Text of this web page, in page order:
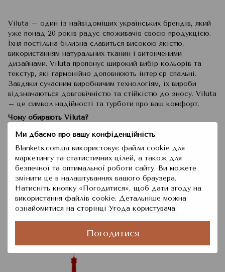
Ми дбаємо про вашу конфіденційність
Blankets.com.ua використовує файли cookie для
маркетингу та статистичних цілей, а також для
безпечної та оптимальної роботи сайту. Ви можете
змінити це в налаштуваннях вашого браузера.
Натисніть кнопку «Погодитися», щоб дати згоду на
використання файлів cookie. Детальніше можна
ознайомитися на сторінці Угода користувача.
Погодитися
Viluta – один із найвідоміших українських брендів, який
уже понад 20 років радує споживачів своєю продукцією.
Їхня постільна білизна славиться високою якістю,
використанням натуральних тканин і витонченими
дизайнами. Viluta пропонує широкий вибір кольорів та
текстур, які гармонійно доповнюють інтер’єр спальні.
Завдяки сучасним виробничим технологіям, їх вироби
відзначаються довговічністю та стійкістю до зносу. Viluta
– це символ надійності та турботи про ваш комфорт.
Чому обирають Viluta?
Надійність.Використання натуральних тканин, таких як
сатин, бязь і жаккард.
Традиції та інновації.Бренд вміло поєднує перевірені
часом методи з сучасними технологіями.
Довговічність.Матеріали зберігають свій вигляд
навіть після багаторічного використання.
Дизайнерські рішення.
Елегантні й стримані візерунки
підходять для будь-якого інтер’єру.